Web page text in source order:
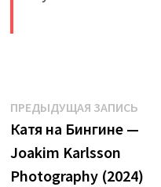
Навигация
по
записям
ПРЕДЫДУЩАЯ ЗАПИСЬ
Катя на Бингине —
Joakim Karlsson
Photography (2024)